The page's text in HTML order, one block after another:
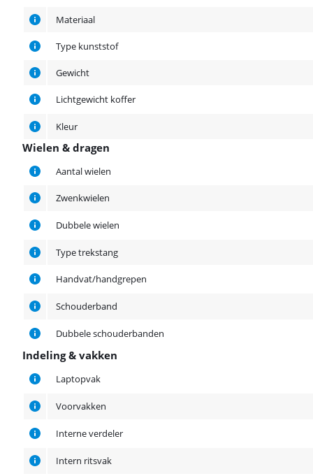
Materiaal
Type kunststof
Gewicht
Lichtgewicht koffer
Kleur
Wielen & dragen
Wielen & dragen
Aantal wielen
Zwenkwielen
Dubbele wielen
Type trekstang
Handvat/handgrepen
Schouderband
Dubbele schouderbanden
Indeling & vakken
Indeling & vakken
Laptopvak
Voorvakken
Interne verdeler
Intern ritsvak